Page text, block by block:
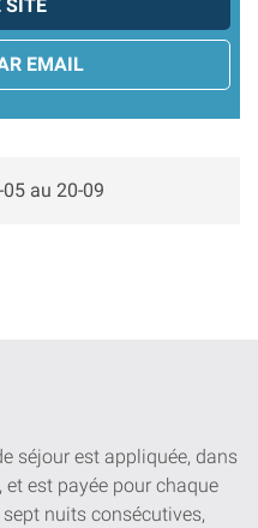
SITE
EMAIL
au 20-09
séjour est appliquée, dans
, et est payée pour chaque
nuits consécutives,